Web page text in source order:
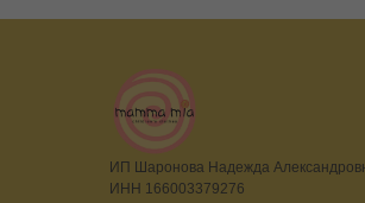
ИП Шаронова Надежда
ИНН 166003379276